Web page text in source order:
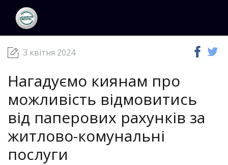
ЦКС
3 квітня 2024
Нагадуємо киянам про
можливість відмовитись
від паперових рахунків за
житлово-комунальні
послуги